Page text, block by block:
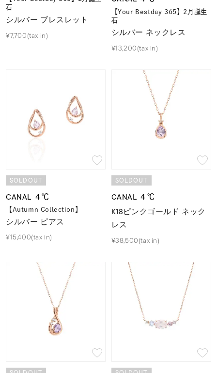
石
シルバー ブレスレット
¥7,700(tax in)
【Your Bestday 365】2月誕生
石
シルバー ネックレス
¥13,200(tax in)
SOLDOUT
CANAL ４℃
【Autumn Collection】
シルバー ピアス
¥15,400(tax in)
SOLDOUT
CANAL ４℃
K18ピンクゴールド ネック
レス
¥38,500(tax in)